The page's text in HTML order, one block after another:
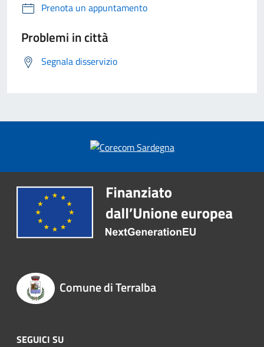
Prenota un appuntamento
Problemi in città
Segnala disservizio
Comune di Terralba
SEGUICI SU